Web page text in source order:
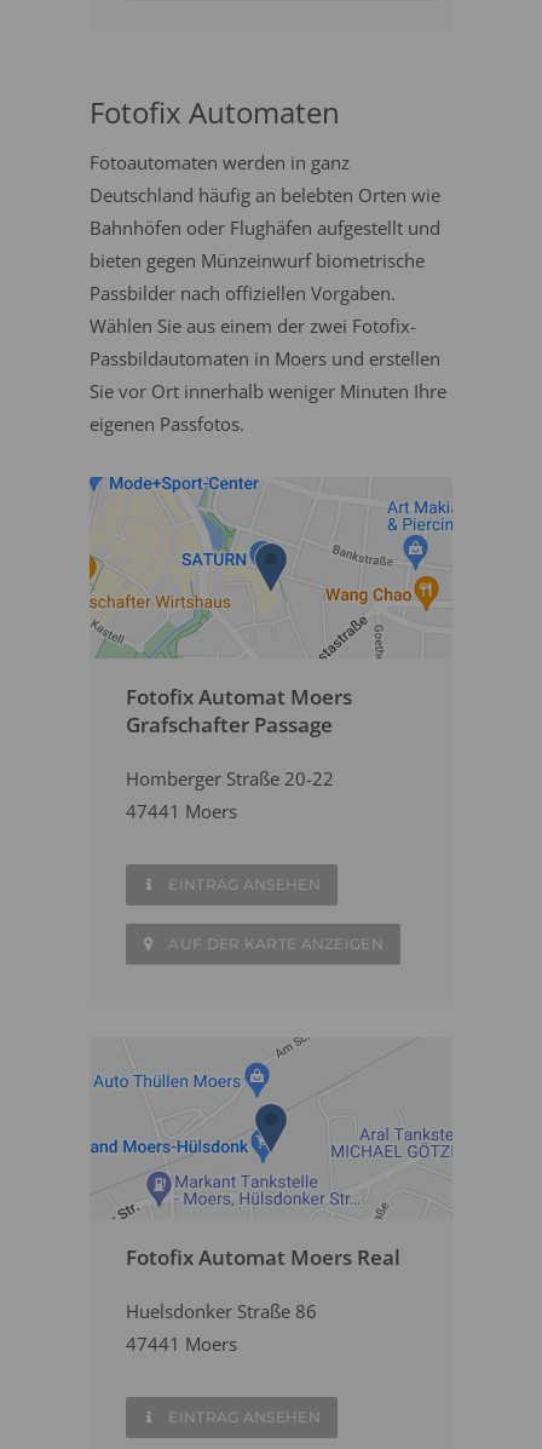
Fotofix Automaten
Fotoautomaten werden in ganz
Deutschland häufig an belebten Orten wie
Bahnhöfen oder Flughäfen aufgestellt und
bieten gegen Münzeinwurf biometrische
Passbilder nach offiziellen Vorgaben.
Wählen Sie aus einem der zwei Fotofix-
Passbildautomaten in Moers und erstellen
Sie vor Ort innerhalb weniger Minuten Ihre
eigenen Passfotos.
Fotofix Automat Moers
Grafschafter Passage
Homberger Straße 20-22
47441 Moers
EINTRAG ANSEHEN
AUF DER KARTE ANZEIGEN
Fotofix Automat Moers Real
Huelsdonker Straße 86
47441 Moers
EINTRAG ANSEHEN